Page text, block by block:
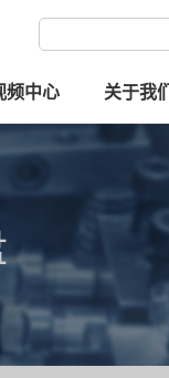
频中心 关于我们